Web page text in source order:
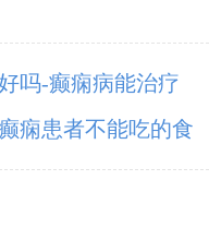
吗-癫痫病能治疗
痫患者不能吃的食